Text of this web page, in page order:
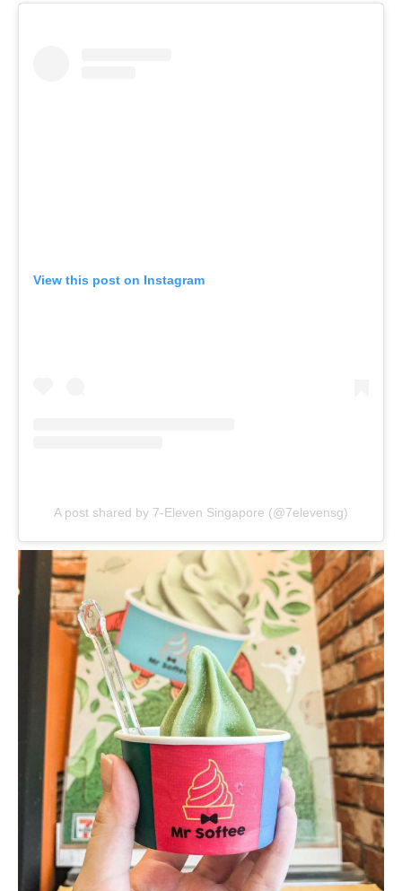
View this post on Instagram
A post shared by 7-Eleven Singapore (@7elevensg)